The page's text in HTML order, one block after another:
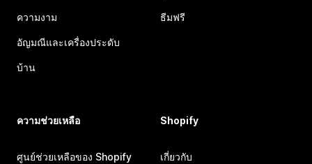
ความงาม
อัญมณีและเครื่องประดับ
บ้าน
ธีมฟรี
ความช่วยเหลือ
ศูนย์ช่วยเหลือของ Shopify
Shopify
เกี่ยวกับ